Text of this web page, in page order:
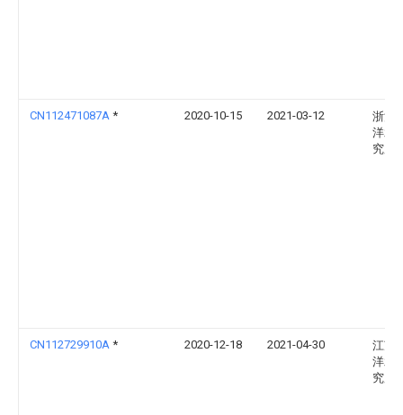
CN112471087A * 2020-10-15 2021-03-12
浙江
洋水
究所
CN112729910A * 2020-12-18 2021-04-30
江苏
洋水
究所